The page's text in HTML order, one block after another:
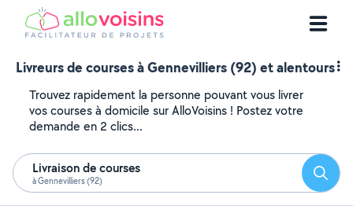
Livreurs de courses à Gennevilliers (92) et alentours
Trouvez rapidement la personne pouvant vous livrer
vos courses à domicile sur AlloVoisins ! Postez votre
demande en 2 clics...
Livraison de courses
à Gennevilliers (92)